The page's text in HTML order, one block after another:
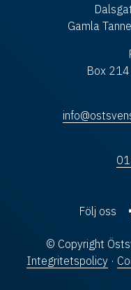
Gamla
Box
Följ oss
© Copyright
Integritetspolicy ·